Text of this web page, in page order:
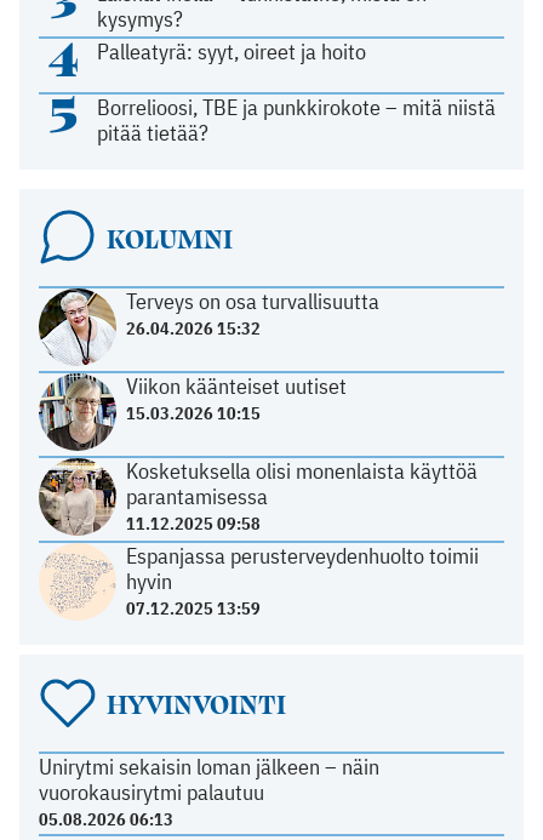
kysymys?
4 Palleatyrä: syyt, oireet ja hoito
5
Borrelioosi, TBE ja punkkirokote – mitä niistä
pitää tietää?
KOLUMNI
Terveys on osa turvallisuutta
26.04.2026 15:32
Viikon käänteiset uutiset
15.03.2026 10:15
Kosketuksella olisi monenlaista käyttöä
parantamisessa
11.12.2025 09:58
Espanjassa perusterveydenhuolto toimii
hyvin
07.12.2025 13:59
HYVINVOINTI
Unirytmi sekaisin loman jälkeen – näin
vuorokausirytmi palautuu
05.08.2026 06:13